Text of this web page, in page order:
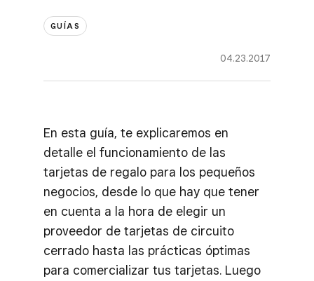
GUÍAS
04.23.2017
En esta guía, te explicaremos en
detalle el funcionamiento de las
tarjetas de regalo para los pequeños
negocios, desde lo que hay que tener
en cuenta a la hora de elegir un
proveedor de tarjetas de circuito
cerrado hasta las prácticas óptimas
para comercializar tus tarjetas. Luego